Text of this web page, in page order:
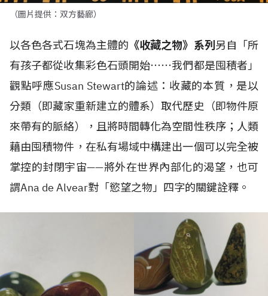
（圖片提供：双方藝廊）
以各色各式石塊為主體的 《收藏之物》系列另自「所
有孩子都從收集彩色石頭開始⋯⋯我們都是囤積者」
觀點呼應Susan Stewart的論述：收藏的本質，是以
分類（即藏家重新建立的體系）取代歷史（即物件原
來帶有的脈絡），且將時間轉化為空間性秩序；人類
藉由囤積物件，在私有場域中構建出一個可以完全被
掌控的封閉宇宙——將外在世界內部化的渴望，也可
謂Ana de Alvear對「慾望之物」四字的關鍵詮釋。